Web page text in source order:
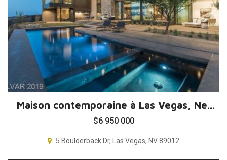
Maison contemporaine à Las Vegas, Nevada, USA
$6 950 000
5 Boulderback Dr, Las Vegas, NV 89012